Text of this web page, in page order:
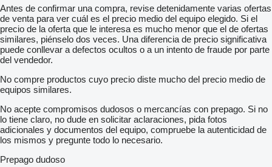
Antes de confirmar una compra, revise detenidamente varias ofertas
de venta para ver cuál es el precio medio del equipo elegido. Si el
precio de la oferta que le interesa es mucho menor que el de ofertas
similares, piénselo dos veces. Una diferencia de precio significativa
puede conllevar a defectos ocultos o a un intento de fraude por parte
del vendedor.
No compre productos cuyo precio diste mucho del precio medio de
equipos similares.
No acepte compromisos dudosos o mercancías con prepago. Si no
lo tiene claro, no dude en solicitar aclaraciones, pida fotos
adicionales y documentos del equipo, compruebe la autenticidad de
los mismos y pregunte todo lo necesario.
Prepago dudoso